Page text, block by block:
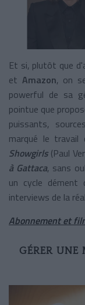
Et si, plutôt que
et Amazon, on
powerful de sa
pointue que
puissants,
marqué le travail
Showgirls (Paul
à Gattaca, sans
un cycle dément
interviews de la
Abonnement et
GÉRER UNE